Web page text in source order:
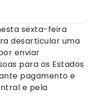
sexta-feira
desarticular uma
enviar
para os Estados
pagamento e
e pela